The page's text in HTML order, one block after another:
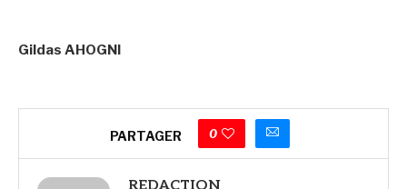
Gildas AHOGNI
PARTAGER 0